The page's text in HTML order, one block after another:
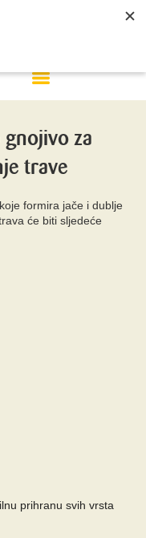
za
trave
formira jače i dublje
će biti sljedeće
prihranu svih vrsta